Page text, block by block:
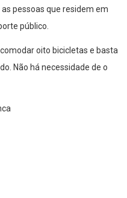
pessoas que residem em
público.
oito bicicletas e basta
Não há necessidade de o